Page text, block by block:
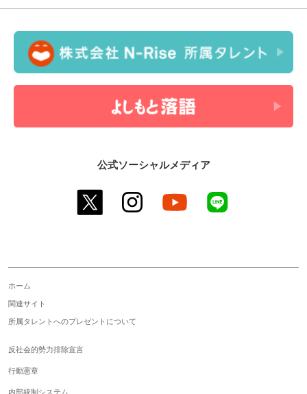
公式ソーシャルメディア
twitter instagram youtube
ホーム
関連サイト
所属タレントへのプレゼントについて
反社会的勢力排除宣言
行動憲章
内部統制システム